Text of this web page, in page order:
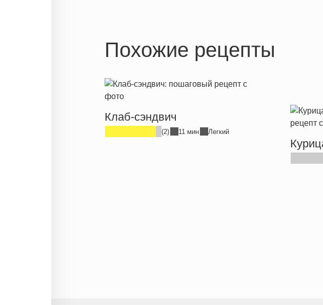
Похожие рецепты
Клаб-сэндвич
(2) 11 мин Легкий